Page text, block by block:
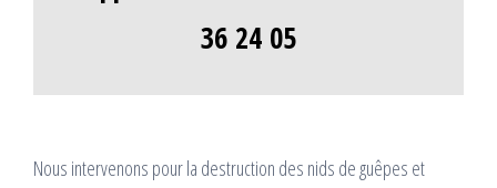
36 24 05
Nous intervenons pour la destruction des nids de guêpes et